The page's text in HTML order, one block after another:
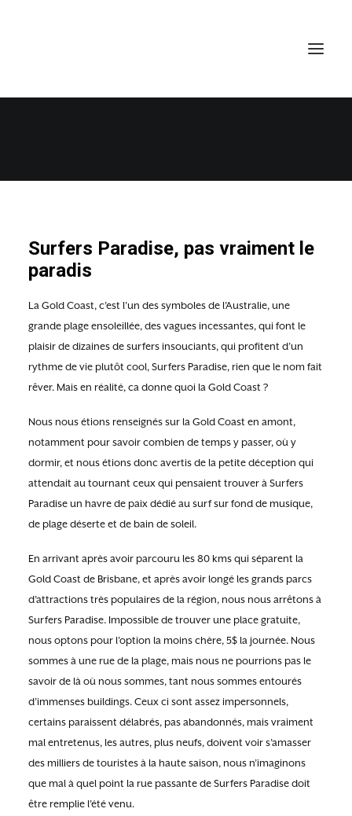
Surfers Paradise, pas vraiment le
paradis
La Gold Coast, c’est l’un des symboles de l’Australie, une
grande plage ensoleillée, des vagues incessantes, qui font le
plaisir de dizaines de surfers insouciants, qui profitent d’un
rythme de vie plutôt cool, Surfers Paradise, rien que le nom fait
rêver. Mais en réalité, ca donne quoi la Gold Coast ?
Nous nous étions renseignés sur la Gold Coast en amont,
notamment pour savoir combien de temps y passer, où y
dormir, et nous étions donc avertis de la petite déception qui
attendait au tournant ceux qui pensaient trouver à Surfers
Paradise un havre de paix dédié au surf sur fond de musique,
de plage déserte et de bain de soleil.
En arrivant après avoir parcouru les 80 kms qui séparent la
Gold Coast de Brisbane, et après avoir longé les grands parcs
d’attractions très populaires de la région, nous nous arrêtons à
Surfers Paradise. Impossible de trouver une place gratuite,
nous optons pour l’option la moins chère, 5$ la journée. Nous
sommes à une rue de la plage, mais nous ne pourrions pas le
savoir de là où nous sommes, tant nous sommes entourés
d’immenses buildings. Ceux ci sont assez impersonnels,
certains paraissent délabrés, pas abandonnés, mais vraiment
mal entretenus, les autres, plus neufs, doivent voir s’amasser
des milliers de touristes à la haute saison, nous n’imaginons
que mal à quel point la rue passante de Surfers Paradise doit
être remplie l’été venu.